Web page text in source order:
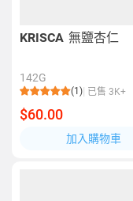
KRISCA 無鹽杏仁
142G
(1) 已售 3K+
$60.00
加入購物車